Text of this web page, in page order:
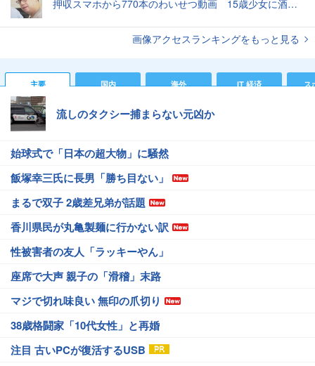
押収スマホから770本のわいせつ動画 15歳少女に酒と薬飲ませ性的暴行か 54歳男を再逮捕 「薬もありますよ」とSNSで誘い出し
画像アクセスランキングをもっと見る
主要 国内 海外 IT 経済 ス
流しのタクシー捕まらない元凶か
始球式で「日本の超大物」に騒然
飯塚幸三氏に長男「勝ち目ない」
まるで双子 2歳差兄弟が話題
香川県民が丸亀製麺に行かない訳
性被害者の友人「ラッキーやん」
座席で大声 親子の「滑稽」末路
マジで切れ味良い 無印の爪切り
38歳格闘家「10代女性」と再婚
注目 古いPCが復活するUSB